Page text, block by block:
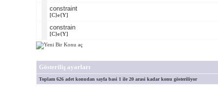
constraint
[C}e{Y]
constrain
[C}e{Y]
Gösteriliş ayarları
Toplam 626 adet konudan sayfa basi 1 ile 20 arasi kadar konu gösteriliyor